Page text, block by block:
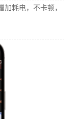
耗电，不卡顿，